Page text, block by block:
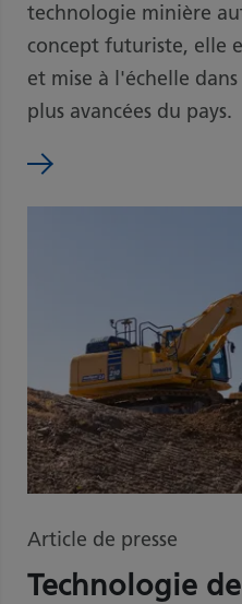
technologie minière
concept futuriste, elle
et mise à l'échelle
plus avancées du pays.
Article de presse
Technologie